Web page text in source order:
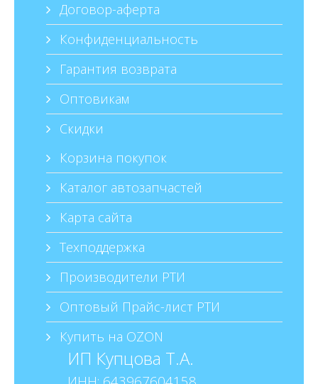
Договор-аферта
Конфиденциальность
Гарантия возврата
Оптовикам
Скидки
Корзина покупок
Каталог автозапчастей
Карта сайта
Техподдержка
Производители РТИ
Оптовый Прайс-лист РТИ
Купить на OZON
ИП Купцова Т.А.